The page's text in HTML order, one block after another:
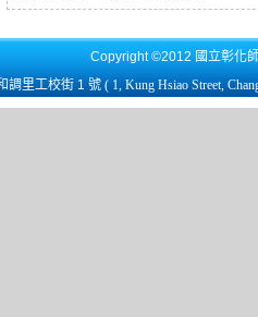
Copyright ©2012 國立彰化
調里工校街 1 號 ( 1, Kung Hsiao Street,